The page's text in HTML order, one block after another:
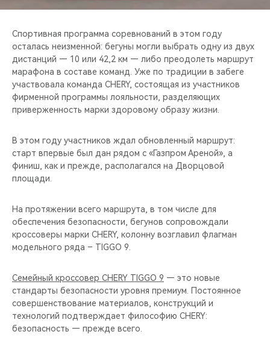
Спортивная программа соревнований в этом году
осталась неизменной: бегуны могли выбрать одну из двух
дистанций — 10 или 42,2 км — либо преодолеть маршрут
марафона в составе команд. Уже по традиции в забеге
участвовала команда CHERY, состоящая из участников
фирменной программы лояльности, разделяющих
приверженность марки здоровому образу жизни.
В этом году участников ждал обновленный маршрут:
старт впервые был дан рядом с «Газпром Ареной», а
финиш, как и прежде, располагался на Дворцовой
площади.
На протяжении всего маршрута, в том числе для
обеспечения безопасности, бегунов сопровождали
кроссоверы марки CHERY, колонну возглавил флагман
модельного ряда – TIGGO 9.
Семейный кроссовер CHERY TIGGO 9 — это новые
стандарты безопасности уровня премиум. Постоянное
совершенствование материалов, конструкций и
технологий подтверждает философию CHERY:
безопасность — прежде всего.